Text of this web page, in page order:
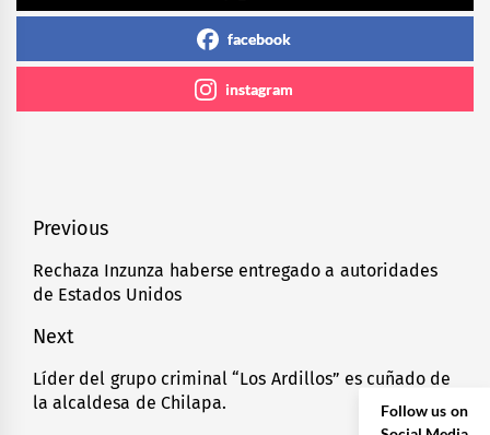
facebook
instagram
Navegación
de
entradas
Previous
Previous
post:
Rechaza Inzunza haberse entregado a autoridades
de Estados Unidos
Next
Next
post:
Líder del grupo criminal “Los Ardillos” es cuñado de
la alcaldesa de Chilapa.
Follow us on